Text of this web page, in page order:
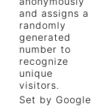
and assigns a
randomly
generated
number to
recognize
unique
visitors.
Set by Google